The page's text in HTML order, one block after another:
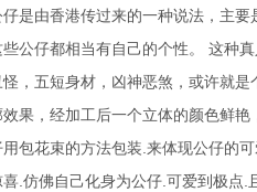
是由香港传过来的一种说法，主
些公仔都相当有自己的个性。 这种
，五短身材，凶神恶煞，或许就
效果，经加工后一个立体的颜色鲜
包花束的方法包装.来体现公仔的
.仿佛自己化身为公仔.可爱到极点